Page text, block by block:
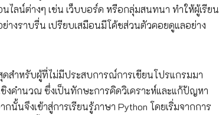
ไลน์ต่างๆ เช่น เว็บบอร์ด หรือกลุ่มสนทนา ทำให้ผู้เรียน
างราบรื่น เปรียบเสมือนมีโค้ชส่วนตัวคอยดูแลอย่าง
สำหรับผู้ที่ไม่มีประสบการณ์การเขียนโปรแกรมมา
งคำนวณ ซึ่งเป็นทักษะการคิดวิเคราะห์และแก้ปัญหา
นจึงเข้าสู่การเรียนรู้ภาษา Python โดยเริ่มจากการ